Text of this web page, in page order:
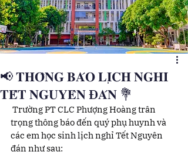
📢 𝐓𝐇𝐎̂𝐍𝐆 𝐁𝐀́𝐎 𝐋𝐈̣𝐂𝐇 𝐍𝐆𝐇𝐈̉
𝐓𝐄̂́𝐓 𝐍𝐆𝐔𝐘𝐄̂𝐍 Đ𝐀́𝐍 💐
Trường PT CLC Phượng Hoàng trân
trọng thông báo đến quý phụ huynh và
các em học sinh lịch nghỉ Tết Nguyên
đán như sau: